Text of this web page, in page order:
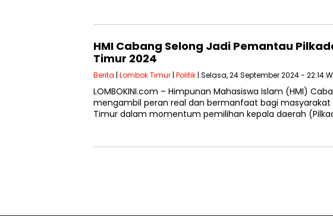
HMI Cabang Selong Jadi Pemantau
Timur 2024
Berita | Lombok Timur | Politik | Selasa, 24 September 2024 - 22:14
LOMBOKINI.com – Himpunan Mahasiswa Islam (HMI)
mengambil peran real dan bermanfaat bagi masyarakat
Timur dalam momentum pemilihan kepala daerah